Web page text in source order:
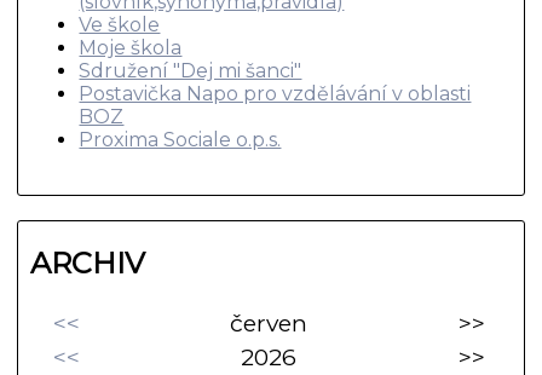
Ve škole
Moje škola
Sdružení "Dej mi šanci"
Postavička Napo pro vzdělávání v oblasti
BOZ
Proxima Sociale o.p.s.
ARCHIV
<< červen
>>
<<
2026
>>